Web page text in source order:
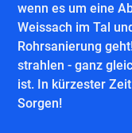
wenn es um eine
Weissach im Tal
Rohrsanierung
strahlen - ganz
ist. In kürzester
Sorgen!